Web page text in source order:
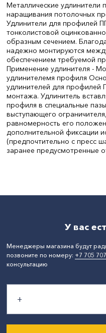
Металлические удлинители
наращивания потолочных
Удлинители для профилей
тонколистовой
образным сечением.
надежно монтируются
обеспечением требуемой
Применение удлинителя -
удлинителемя профиля
удлинителей для профилей
монтажа. Удлинитель
профиля в специальные
выступающего
равномерность его
дополнительной фиксации
(предпочтительно с пресс
заранее предусмотренные
У вас
Менеджеры магазина будут
позвоните по номеру: +7 705
консультацию